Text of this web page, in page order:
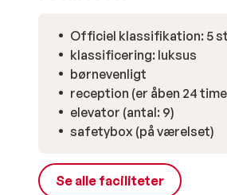
Officiel klassifikation: 5
klassificering: luksus
børnevenligt
reception (er åben 24
elevator (antal: 9)
safetybox (på værelset)
Se alle faciliteter